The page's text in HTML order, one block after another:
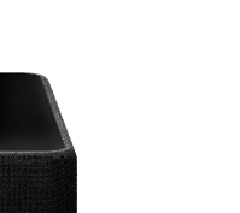
contenu
de